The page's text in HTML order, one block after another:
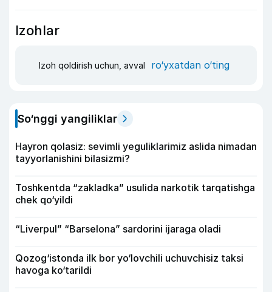
Izohlar
Izoh qoldirish uchun, avval ro‘yxatdan o‘ting
So‘nggi yangiliklar
Hayron qolasiz: sevimli yeguliklarimiz aslida nimadan
tayyorlanishini bilasizmi?
Toshkentda “zakladka” usulida narkotik tarqatishga
chek qo‘yildi
“Liverpul” “Barselona” sardorini ijaraga oladi
Qozog‘istonda ilk bor yo‘lovchili uchuvchisiz taksi
havoga ko‘tarildi